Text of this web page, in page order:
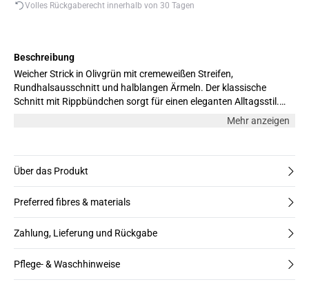
Volles Rückgaberecht innerhalb von 30 Tagen
Beschreibung
Weicher Strick in Olivgrün mit cremeweißen Streifen,
Rundhalsausschnitt und halblangen Ärmeln. Der klassische
Schnitt mit Rippbündchen sorgt für einen eleganten Alltagsstil.
Mehr anzeigen
Über das Produkt
Preferred fibres & materials
Zahlung, Lieferung und Rückgabe
Pflege- & Waschhinweise